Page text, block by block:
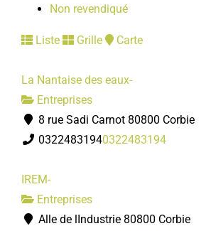
Non revendiqué
Liste Grille Carte
La Nantaise des eaux-
Entreprises
8 rue Sadi Carnot 80800 Corbie
03224831940322483194
IREM-
Entreprises
Alle de lIndustrie 80800 Corbie